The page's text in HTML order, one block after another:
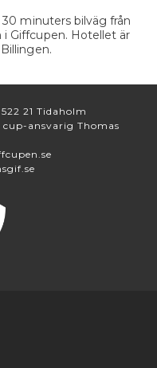
minuters bilväg från
i Giffcupen. Hotellet är
21 Tidaholm
ansvarig Thomas